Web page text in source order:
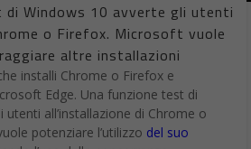
Windows 10 avverte gli utenti
o Firefox. Microsoft vuole
altre installazioni
installi Chrome o Firefox e
Edge. Una funzione test di
utenti all’installazione di Chrome o
potenziare l’utilizzo del suo